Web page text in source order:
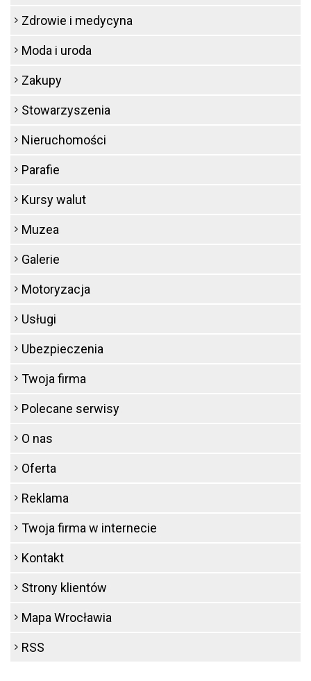
Zdrowie i medycyna
Moda i uroda
Zakupy
Stowarzyszenia
Nieruchomości
Parafie
Kursy walut
Muzea
Galerie
Motoryzacja
Usługi
Ubezpieczenia
Twoja firma
Polecane serwisy
O nas
Oferta
Reklama
Twoja firma w internecie
Kontakt
Strony klientów
Mapa Wrocławia
RSS